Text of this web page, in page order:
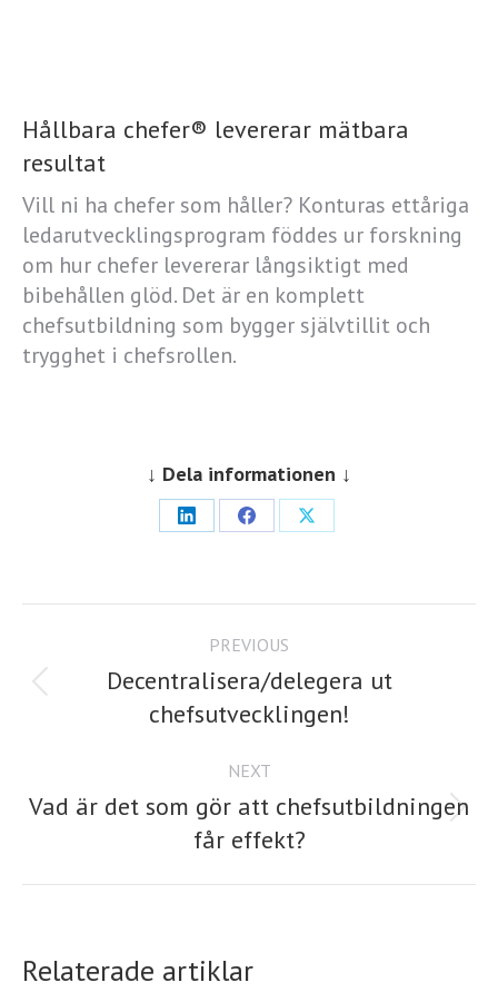
Hållbara chefer® levererar mätbara
resultat
Vill ni ha chefer som håller? Konturas ettåriga
ledarutvecklingsprogram föddes ur forskning
om hur chefer levererar långsiktigt med
bibehållen glöd. Det är en komplett
chefsutbildning som bygger självtillit och
trygghet i chefsrollen.
↓ Dela informationen ↓
Share
LinkedIn
Share
Facebook
Share
X
navigation
PREVIOUS
Previous
post:
Decentralisera/delegera ut
chefsutvecklingen!
NEXT
Next
post:
Vad är det som gör att chefsutbildningen
får effekt?
Relaterade artiklar